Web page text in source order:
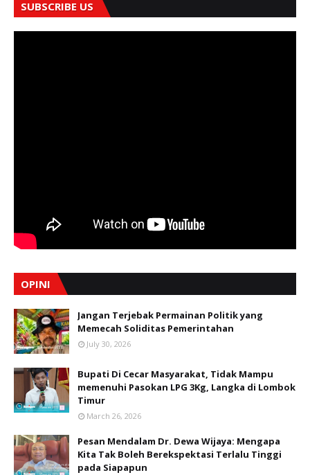
SUBSCRIBE US
OPINI
Jangan Terjebak Permainan Politik yang
Memecah Soliditas Pemerintahan
July 30, 2026
Bupati Di Cecar Masyarakat, Tidak Mampu
memenuhi Pasokan LPG 3Kg, Langka di Lombok
Timur
March 26, 2026
Pesan Mendalam Dr. Dewa Wijaya: Mengapa
Kita Tak Boleh Berekspektasi Terlalu Tinggi
pada Siapapun